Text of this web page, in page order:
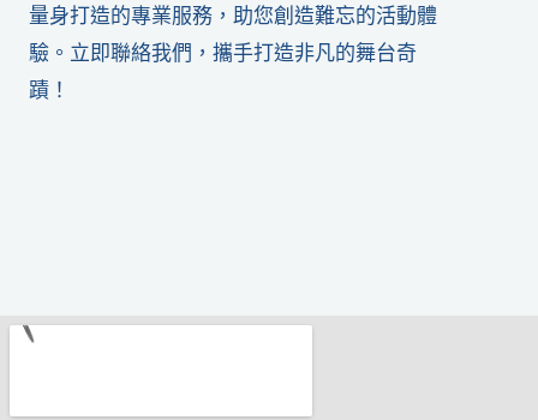
量身打造的專業服務，助您創造難忘的活動體
驗。立即聯絡我們，攜手打造非凡的舞台奇
蹟！